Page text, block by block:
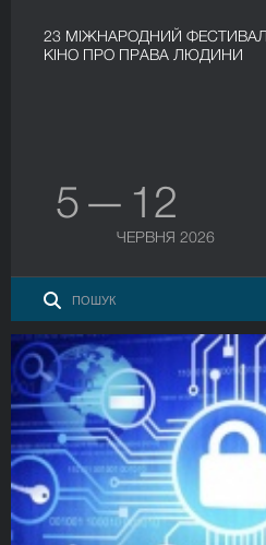
23 МІЖНАРОДНИЙ
КІНО ПРО ПРАВА ЛЮДИНИ
5 — 12
ЧЕРВНЯ 2026